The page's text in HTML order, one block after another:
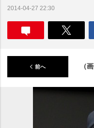
2014-04-27 22:30
前へ （